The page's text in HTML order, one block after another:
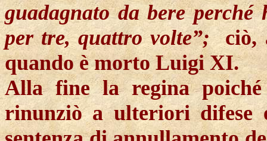
guadagnato da bere
per tre, quattro volte”; ciò,
quando è morto Luigi XI.
Alla finela regina
rinunziò a ulteriori difese